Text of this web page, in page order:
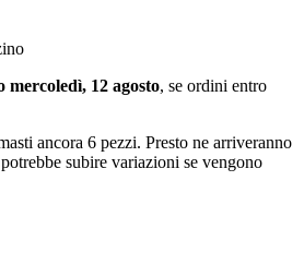
mercoledì, 12 agosto, se ordini entro
ancora 6 pezzi. Presto ne arriveranno
subire variazioni se vengono